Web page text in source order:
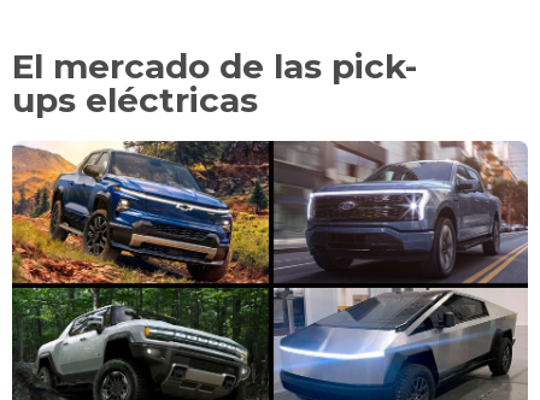
El mercado de las pick-
ups eléctricas